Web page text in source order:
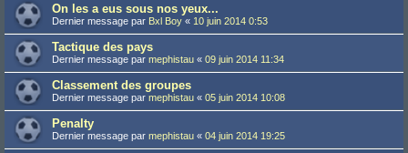
On les a eus sous nos yeux...
Dernier message par Bxl Boy « 10 juin 2014 0:53
Tactique des pays
Dernier message par mephistau « 09 juin 2014 11:34
Classement des groupes
Dernier message par mephistau « 05 juin 2014 10:08
Penalty
Dernier message par mephistau « 04 juin 2014 19:25